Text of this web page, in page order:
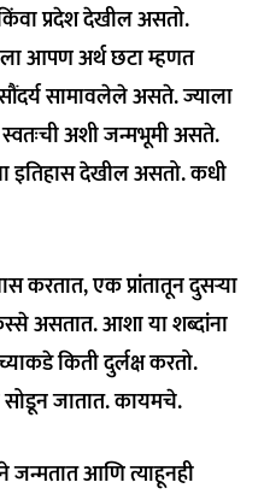
प्रदेश देखील असतो.
आपण अर्थ छटा म्हणत
सामावलेले असते. ज्याला
अशी जन्मभूमी असते.
इतिहास देखील असतो. कधी
करतात, एक प्रांतातून दुसऱ्या
असतात. आशा या शब्दांना
किती दुर्लक्ष करतो.
जातात. कायमचे.
आणि त्याहूनही